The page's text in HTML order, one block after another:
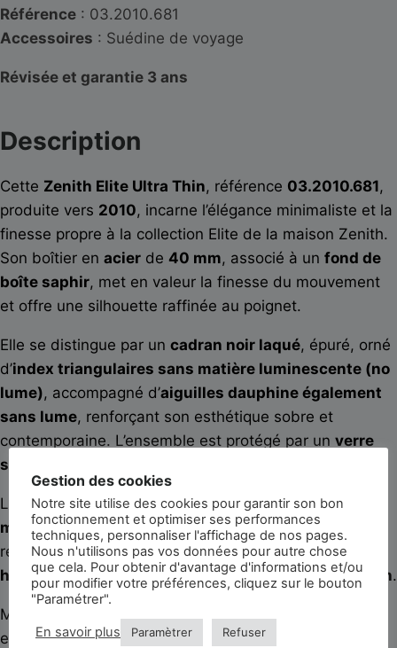
Référence : 03.2010.681
Accessoires : Suédine de voyage
Révisée et garantie 3 ans
Description
Cette Zenith Elite Ultra Thin, référence 03.2010.681,
produite vers 2010, incarne l’élégance minimaliste et la
finesse propre à la collection Elite de la maison Zenith.
Son boîtier en acier de 40 mm, associé à un fond de
boîte saphir, met en valeur la finesse du mouvement
et offre une silhouette raffinée au poignet.
Elle se distingue par un cadran noir laqué, épuré, orné
d’index triangulaires sans matière luminescente (no
lume), accompagné d’aiguilles dauphine également
sans lume, renforçant son esthétique sobre et
contemporaine. L’ensemble est protégé par un verre
saphir
La montre est animée par le calibreZenith 681, un
mouvement mécanique à remontage manuel
reconnu pour sa finesse et sa précision, affichant les
heures, minutes ainsi qu’uneseconde décentrée à 9h.
Montée sur un
elle est livrée avec sasuédine de voyage
Gestion des cookies
Notre site utilise des cookies pour garantir son bon
fonctionnement et optimiser ses performances
techniques, personnaliser l'affichage de nos pages.
Nous n'utilisons pas vos données pour autre chose
que cela. Pour obtenir d'avantage d'informations et/ou
pour modifier votre préférences, cliquez sur le bouton
"Paramétrer".
En savoir plus Paramètrer Refuser